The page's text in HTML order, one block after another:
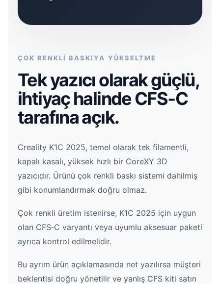
ÇOK RENKLİ BASKIYA YÜKSELTME
Tek yazıcı olarak güçlü,
ihtiyaç halinde CFS‑C
tarafına açık.
Creality K1C 2025, temel olarak tek filamentli,
kapalı kasalı, yüksek hızlı bir CoreXY 3D
yazıcıdır. Ürünü çok renkli baskı sistemi dahilmiş
gibi konumlandırmak doğru olmaz.
Çok renkli üretim istenirse, K1C 2025 için uygun
olan CFS‑C varyantı veya uyumlu aksesuar paketi
ayrıca kontrol edilmelidir.
Bu ayrım ürün açıklamasında net yazılırsa müşteri
beklentisi doğru yönetilir ve yanlış CFS kiti satın